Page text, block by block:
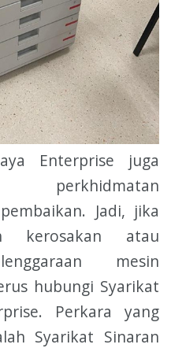
Enterprise juga
Jadi, jika
kerosakan atau
mesin
hubungi Syarikat
Perkara yang
Syarikat Sinaran